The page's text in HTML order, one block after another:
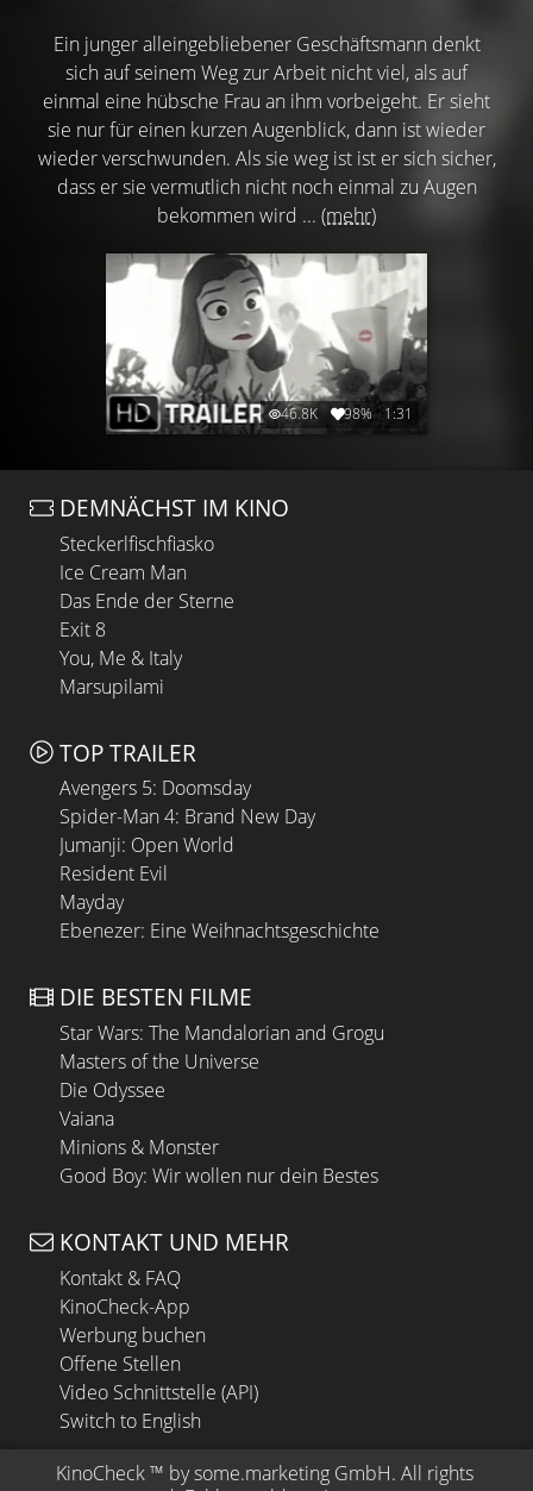
Ein junger alleingebliebener Geschäftsmann denkt
sich auf seinem Weg zur Arbeit nicht viel, als auf
einmal eine hübsche Frau an ihm vorbeigeht. Er sieht
sie nur für einen kurzen Augenblick, dann ist wieder
wieder verschwunden. Als sie weg ist ist er sich sicher,
dass er sie vermutlich nicht noch einmal zu Augen
bekommen wird ... (mehr)
46.8K 98% 1:31
DEMNÄCHST IM KINO
Steckerlfischfiasko
Ice Cream Man
Das Ende der Sterne
Exit 8
You, Me & Italy
Marsupilami
TOP TRAILER
Avengers 5: Doomsday
Spider-Man 4: Brand New Day
Jumanji: Open World
Resident Evil
Mayday
Ebenezer: Eine Weihnachtsgeschichte
DIE BESTEN FILME
Star Wars: The Mandalorian and Grogu
Masters of the Universe
Die Odyssee
Vaiana
Minions & Monster
Good Boy: Wir wollen nur dein Bestes
KONTAKT UND MEHR
Kontakt & FAQ
KinoCheck-App
Werbung buchen
Offene Stellen
Video Schnittstelle (API)
Switch to English
KinoCheck ™ by some.marketing GmbH. All rights